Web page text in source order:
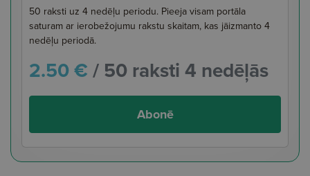
50 raksti uz 4 nedēļu periodu. Pieeja visam portāla
saturam ar ierobežojumu rakstu skaitam, kas jāizmanto 4
nedēļu periodā.
2.50 € / 50 raksti 4 nedēļās
Abonē